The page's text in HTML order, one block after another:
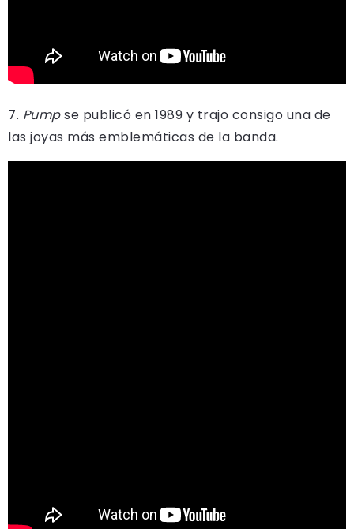
7. Pumpse publicó en 1989 y trajo consigo una de
las joyas más emblemáticas de la banda.